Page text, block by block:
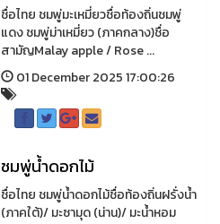
ชื่อไทย ชมพู่มะเหมี่ยวชื่อท้องถิ่นชมพู่
แดง ชมพู่ม่าเหมี่ยว (ภาคกลาง)ชื่อ
สามัญMalay apple / Rose ...
01 December 2025 17:00:26
ชมพู่น้ำดอกไม้
ชื่อไทย ชมพู่น้ำดอกไม้ชื่อท้องถิ่นฝรั่งน้ำ
(ภาคใต้)/ มะซามุด (น่าน)/ มะน้ำหอม